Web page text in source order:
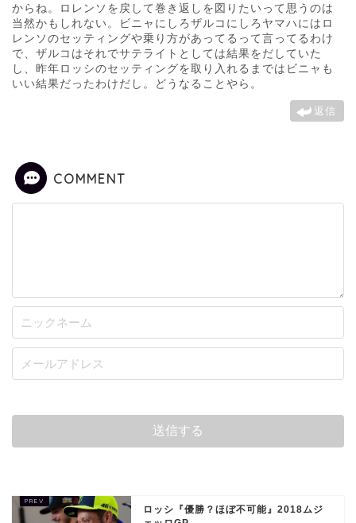
からね。ロレンソを戻して巻き返しを図りたいって思うのは
当然かもしれない。ビニャにしろザルコにしろヤマハにはロ
レンソのセッティングや乗り方があってるって言ってるわけ
で、ザルコはそれでサテライトとしては結果をだしていた
し、昨年ロッシのセッティングを取り入れるまではビニャも
いい結果だったわけだし。どうなることやら。
返信
COMMENT
ロッシ『優勝？ほぼ不可能』2018ムジ